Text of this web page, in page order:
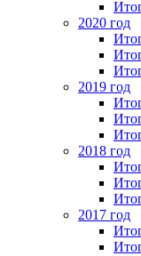
2020 год
2019 год
2018 год
2017 год